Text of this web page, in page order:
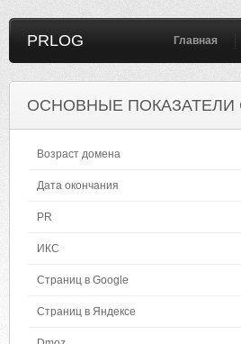
PRLOG Главная
ОСНОВНЫЕ ПОКАЗАТЕЛИ
Возраст домена
Дата окончания
PR
ИКС
Страниц в Google
Страниц в Яндексе